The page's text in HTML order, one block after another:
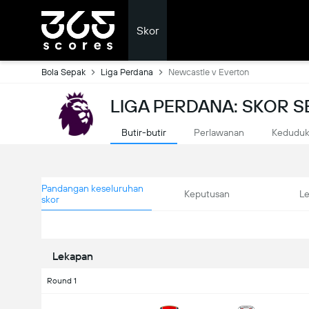
Skor
Bola Sepak Liga Perdana Newcastle v Everton
LIGA PERDANA: SKOR
Butir-butir Perlawanan
Pandangan keseluruhan
skor
Keputusan
Lekapan
Round 1